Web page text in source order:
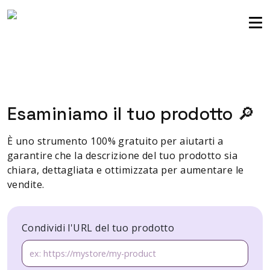
Esaminiamo il tuo prodotto 🔎
È uno strumento 100% gratuito per aiutarti a
garantire che la descrizione del tuo prodotto sia
chiara, dettagliata e ottimizzata per aumentare le
vendite.
Condividi l'URL del tuo prodotto